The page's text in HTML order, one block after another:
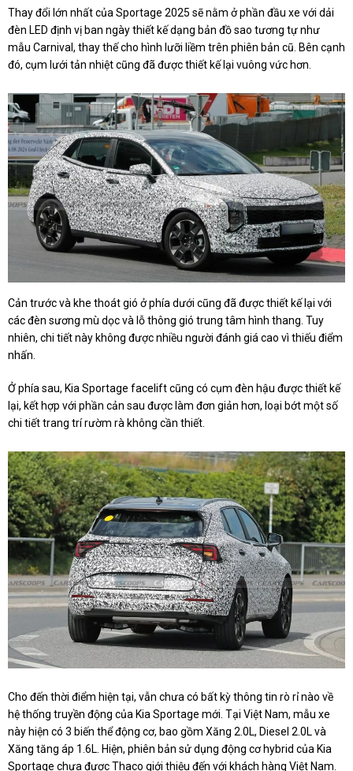
Thay đổi lớn nhất của Sportage 2025 sẽ nằm ở phần đầu xe với dải
đèn LED định vị ban ngày thiết kế dạng bản đồ sao tương tự như
mẫu Carnival, thay thế cho hình lưỡi liềm trên phiên bản cũ. Bên cạnh
đó, cụm lưới tản nhiệt cũng đã được thiết kế lại vuông vức hơn.
Cản trước và khe thoát gió ở phía dưới cũng đã được thiết kế lại với
các đèn sương mù dọc và lỗ thông gió trung tâm hình thang. Tuy
nhiên, chi tiết này không được nhiều người đánh giá cao vì thiếu điểm
nhấn.
Ở phía sau, Kia Sportage facelift cũng có cụm đèn hậu được thiết kế
lại, kết hợp với phần cản sau được làm đơn giản hơn, loại bớt một số
chi tiết trang trí rườm rà không cần thiết.
Cho đến thời điểm hiện tại, vẫn chưa có bất kỳ thông tin rò rỉ nào về
hệ thống truyền động của Kia Sportage mới. Tại Việt Nam, mẫu xe
này hiện có 3 biến thể động cơ, bao gồm Xăng 2.0L, Diesel 2.0L và
Xăng tăng áp 1.6L. Hiện, phiên bản sử dụng động cơ hybrid của Kia
Sportage chưa được Thaco giới thiệu đến với khách hàng Việt Nam.